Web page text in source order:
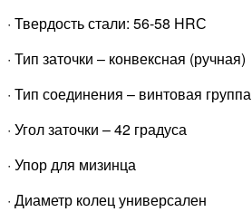
· Твердость стали: 56-58 HRС
· Тип заточки – конвексная (ручная)
· Тип соединения – винтовая группа
· Угол заточки – 42 градуса
· Упор для мизинца
· Диаметр колец универсален